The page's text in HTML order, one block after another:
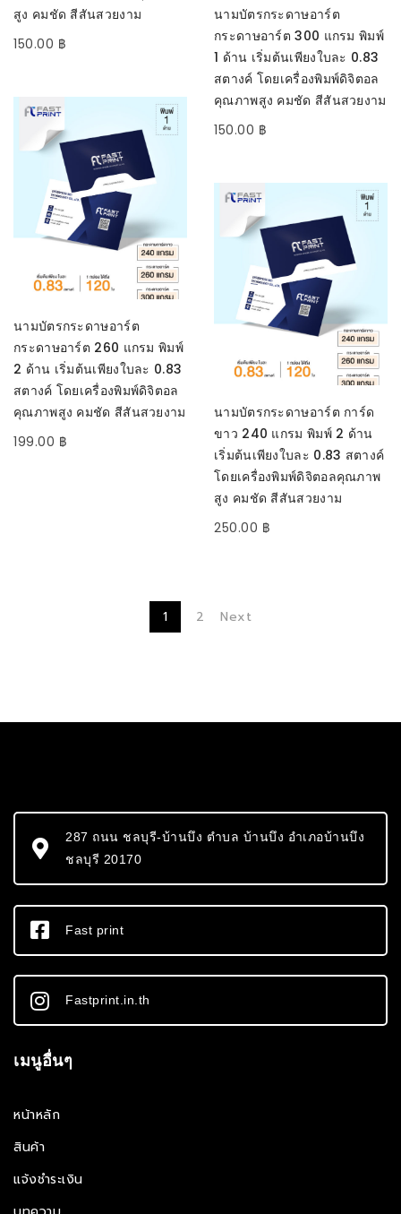
สูง คมชัด สีสันสวยงาม
150.00 ฿
SELECT OPTIONS
นามบัตรกระดาษอาร์ต
กระดาษอาร์ต 300 แกรม พิมพ์
1 ด้าน เริ่มต้นเพียงใบละ 0.83
สตางค์ โดยเครื่องพิมพ์ดิจิตอล
คุณภาพสูง คมชัด สีสันสวยงาม
150.00 ฿
SELECT OPTIONS
นามบัตรกระดาษอาร์ต
กระดาษอาร์ต 260 แกรม พิมพ์
2 ด้าน เริ่มต้นเพียงใบละ 0.83
สตางค์ โดยเครื่องพิมพ์ดิจิตอล
คุณภาพสูง คมชัด สีสันสวยงาม
199.00 ฿
SELECT OPTIONS
นามบัตรกระดาษอาร์ต การ์ด
ขาว 240 แกรม พิมพ์ 2 ด้าน
เริ่มต้นเพียงใบละ 0.83 สตางค์
โดยเครื่องพิมพ์ดิจิตอลคุณภาพ
สูง คมชัด สีสันสวยงาม
250.00 ฿
1 2 Next
287 ถนน ชลบุรี-บ้านบึง ตำบล บ้านบึง อำเภอบ้านบึง
ชลบุรี 20170
Fast print
Fastprint.in.th
เมนูอื่นๆ
หน้าหลัก
สินค้า
แจ้งชำระเงิน